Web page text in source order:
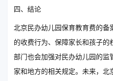
四、结论
北京民办幼儿园保育教育费的备
的收费行为、保障家长和孩子
部门也会加强对民办幼儿园的监
家和地方的相关规定。未来，